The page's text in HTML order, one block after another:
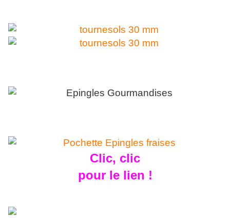
Clic, clic
pour le lien !